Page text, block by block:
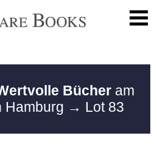
Bücher am
Hamburg → Lot 83